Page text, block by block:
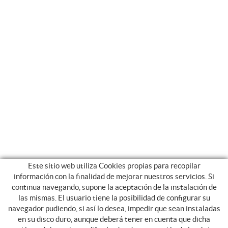
Este sitio web utiliza Cookies propias para recopilar
información con la finalidad de mejorar nuestros servicios. Si
continua navegando, supone la aceptación de la instalación de
las mismas. El usuario tiene la posibilidad de configurar su
navegador pudiendo, si así lo desea, impedir que sean instaladas
en su disco duro, aunque deberá tener en cuenta que dicha